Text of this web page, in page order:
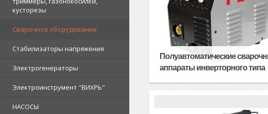
кусторезы
Сварочное оборудование
Стабилизаторы напряжения
Электрогенераторы
Электроинструмент "ВИХРЬ"
НАСОСЫ
Полуавтоматические
аппараты инверторного типа